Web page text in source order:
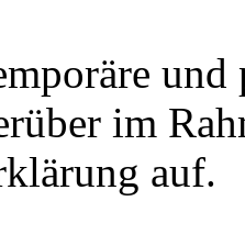
und
im
auf.